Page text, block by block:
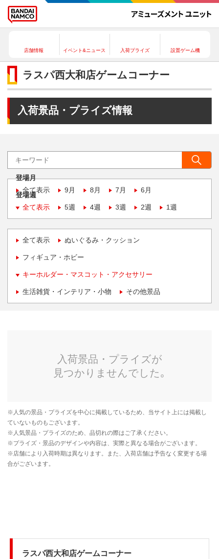
店舗情報 イベント&ニュース 入荷プライズ 設置ゲーム機
ラスパ西大和店ゲームコーナー
入荷景品・プライズ情報
登場月
全て表示
9月 8月 7月 6月
登場週
全て表示
5週 4週 3週 2週 1週
全て表示 ぬいぐるみ・クッション
フィギュア・ホビー
キーホルダー・マスコット・アクセサリー
生活雑貨・インテリア・小物 その他景品
ラスパ西大和店ゲームコーナー